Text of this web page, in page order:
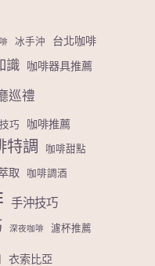
冰手沖 台北咖啡
識 咖啡器具推薦
巡禮
巧 咖啡推薦
特調 咖啡甜點
取 咖啡調酒
手沖技巧
深夜咖啡 濾杯推薦
衣索比亞